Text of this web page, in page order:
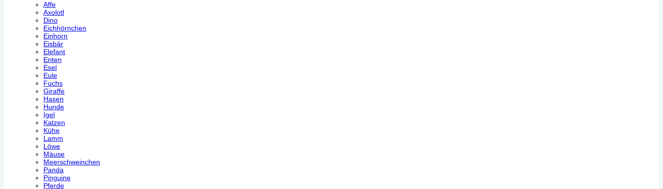
Affe
Axolotl
Dino
Eichhörnchen
Einhorn
Eisbär
Elefant
Enten
Esel
Eule
Fuchs
Giraffe
Hasen
Hunde
Igel
Katzen
Kühe
Lamm
Löwe
Mäuse
Meerschweinchen
Panda
Pinguine
Pferde